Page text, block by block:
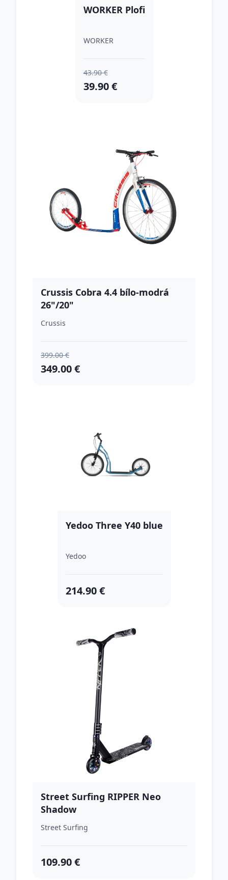
WORKER Plofi
WORKER
43.90 €
39.90 €
Crussis Cobra 4.4 bílo-modrá
26"/20"
Crussis
399.00 €
349.00 €
Yedoo Three Y40 blue
Yedoo
214.90 €
Street Surfing RIPPER Neo
Shadow
Street Surfing
109.90 €